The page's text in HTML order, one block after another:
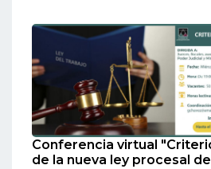
Conferencia virtual
de la nueva ley procesal